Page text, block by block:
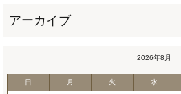
2026年8月
日 月 火 水